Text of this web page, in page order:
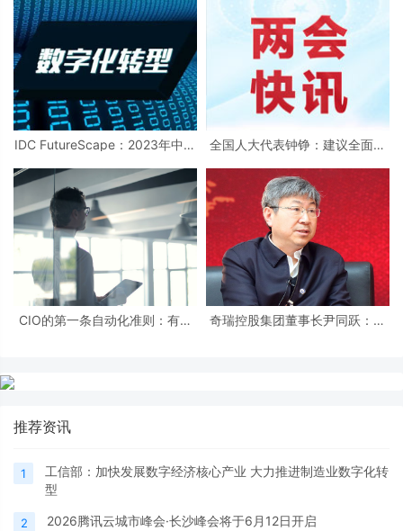
IDC FutureScape：2023年中国
全国人大代表钟铮：建议全面推
CIO的第一条自动化准则：有清
奇瑞控股集团董事长尹同跃：数
推荐资讯
1
工信部：加快发展数字经济核心产业 大力推进制造业数字化转
型
2 2026腾讯云城市峰会·长沙峰会将于6月12日开启